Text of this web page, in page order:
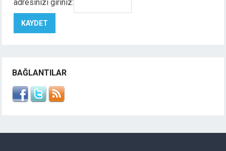
adresinizi giriniz:
BAĞLANTILAR